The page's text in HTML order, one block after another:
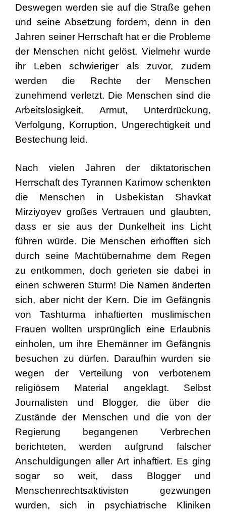
Deswegen werden sie auf die Straße gehen
und seine Absetzung fordern, denn in den
Jahren seiner Herrschaft hat er die Probleme
der Menschen nicht gelöst. Vielmehr wurde
ihr Leben schwieriger als zuvor, zudem
werden die Rechte der Menschen
zunehmend verletzt. Die Menschen sind die
Arbeitslosigkeit, Armut, Unterdrückung,
Verfolgung, Korruption, Ungerechtigkeit und
Bestechung leid.
Nach vielen Jahren der diktatorischen
Herrschaft des Tyrannen Karimow schenkten
die Menschen in Usbekistan Shavkat
Mirziyoyev großes Vertrauen und glaubten,
dass er sie aus der Dunkelheit ins Licht
führen würde. Die Menschen erhofften sich
durch seine Machtübernahme dem Regen
zu entkommen, doch gerieten sie dabei in
einen schweren Sturm! Die Namen änderten
sich, aber nicht der Kern. Die im Gefängnis
von Tashturma inhaftierten muslimischen
Frauen wollten ursprünglich eine Erlaubnis
einholen, um ihre Ehemänner im Gefängnis
besuchen zu dürfen. Daraufhin wurden sie
wegen der Verteilung von verbotenem
religiösem Material angeklagt. Selbst
Journalisten und Blogger, die über die
Zustände der Menschen und die von der
Regierung begangenen Verbrechen
berichteten, werden aufgrund falscher
Anschuldigungen aller Art inhaftiert. Es ging
sogar so weit, dass Blogger und
Menschenrechtsaktivisten gezwungen
wurden, sich in psychiatrische Kliniken